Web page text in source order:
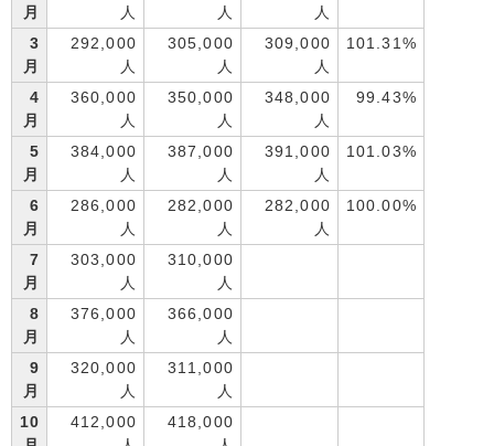
月
人
人
人
3
月
292,000
人
305,000
人
309,000
人
101.31%
4
月
360,000
人
350,000
人
348,000
人
99.43%
5
月
384,000
人
387,000
人
391,000
人
101.03%
6
月
286,000
人
282,000
人
282,000
人
100.00%
7
月
303,000
人
310,000
人
8
月
376,000
人
366,000
人
9
月
320,000
人
311,000
人
10
412,000
418,000